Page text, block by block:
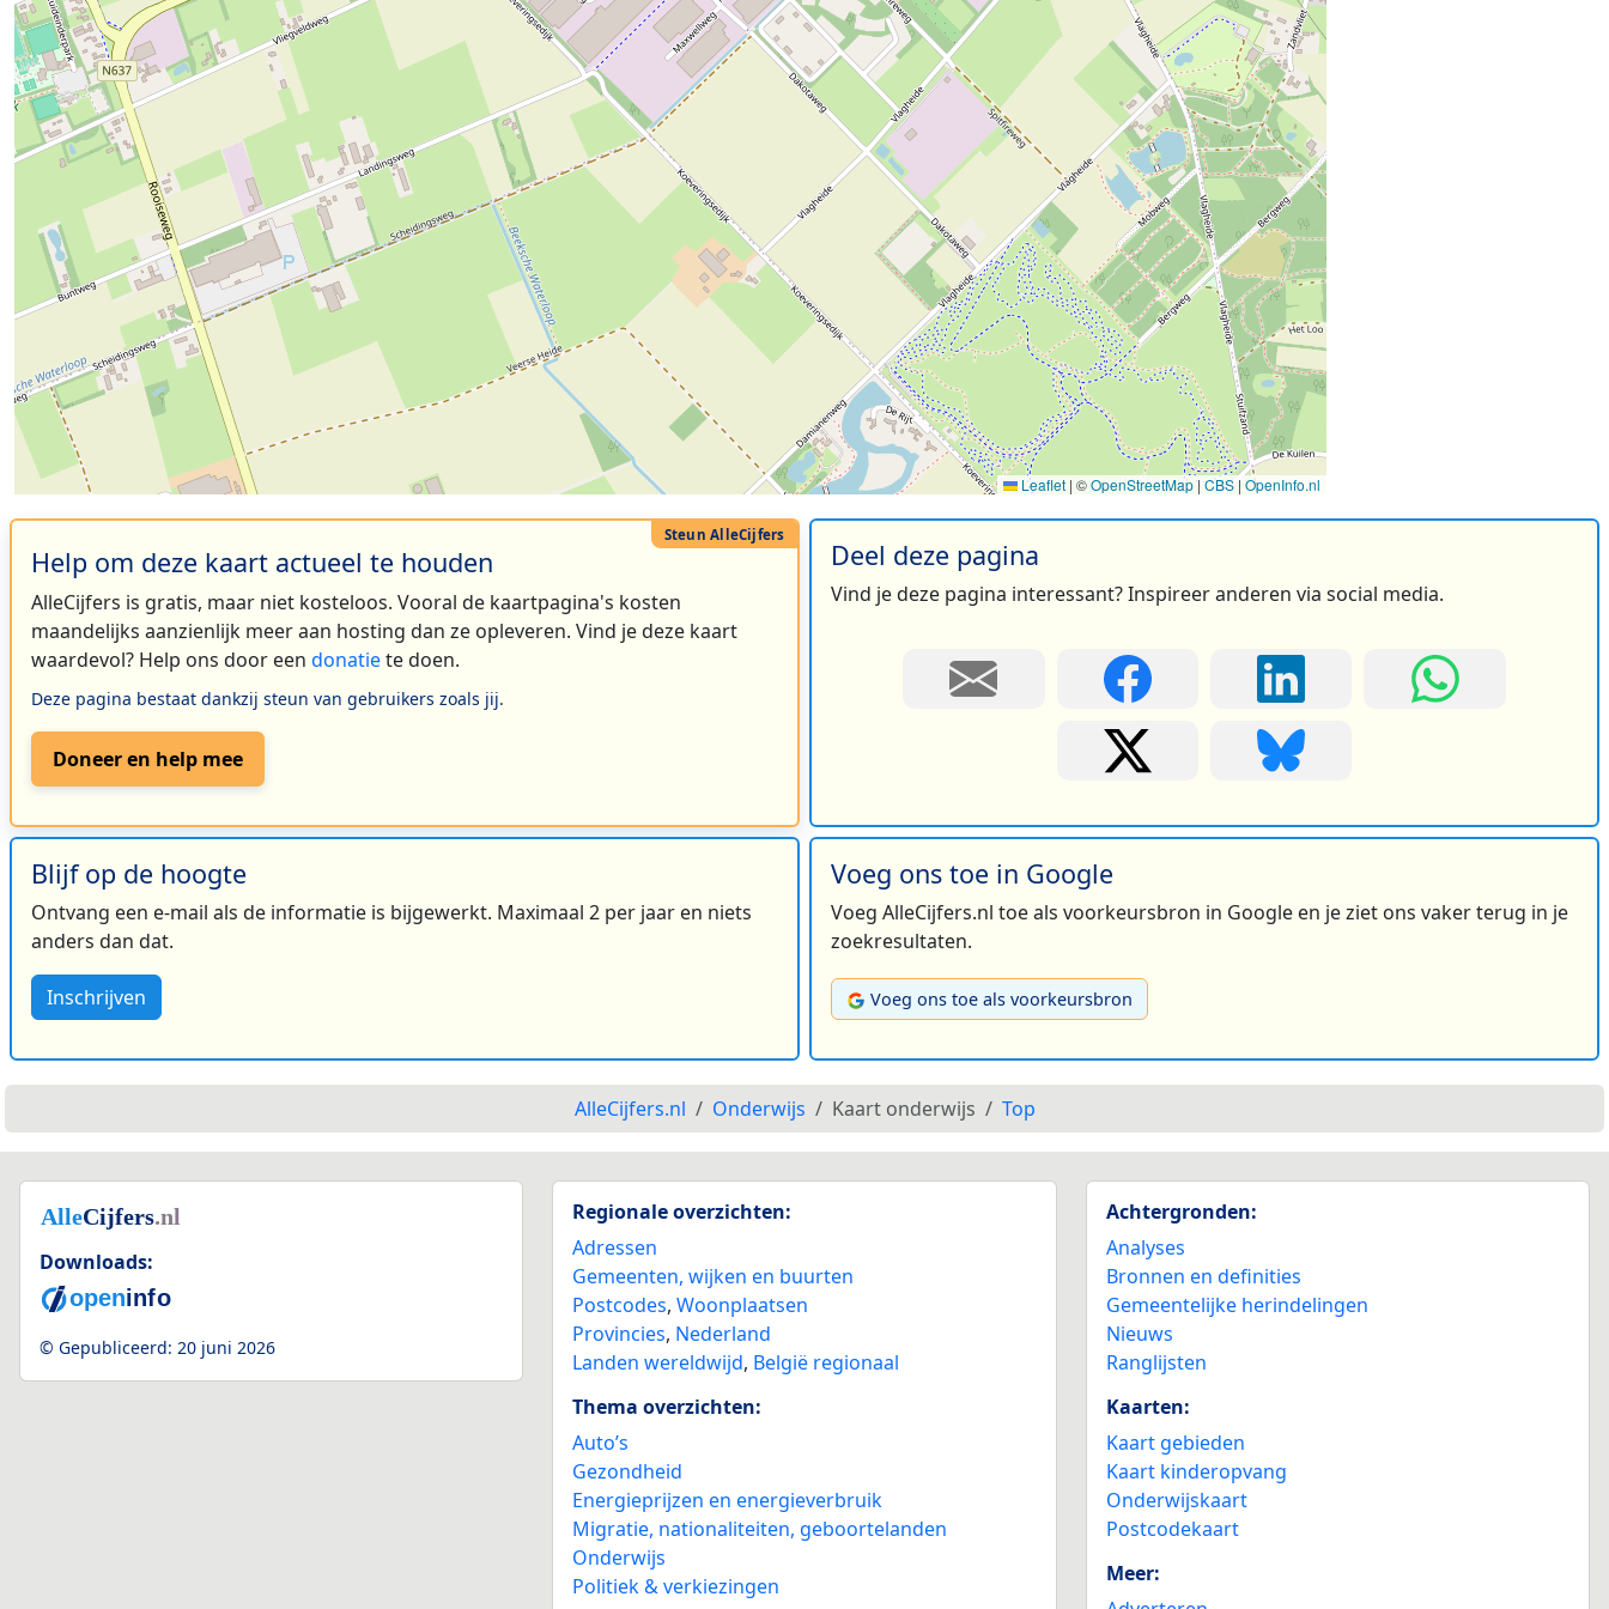
Leaflet | ©OpenStreetMap|CBS | OpenInfo.nl
Help om deze kaart actueel te houden
AlleCijfers is gratis, maar niet kosteloos. Vooral de kaartpagina's kosten
maandelijks aanzienlijk meer aan hosting dan ze opleveren. Vind je deze kaart
waardevol? Help ons door een donatiete doen.
Deze pagina bestaat dankzij steun van gebruikers zoals jij.
Doneer en help mee
Deel deze pagina
Vind je deze pagina interessant? Inspireer anderen via social media.
Blijf op de hoogte
Ontvang een e-mail als de informatie is bijgewerkt. Maximaal 2 per jaar en niets
anders dan dat.
Inschrijven
Voeg ons toe in Google
Voeg AlleCijfers.nl toe als voorkeursbron in Google en je ziet ons vaker terug in je
zoekresultaten.
Voeg ons toe als voorkeursbron
AlleCijfers.nl Onderwijs Kaart onderwijs Top
Downloads:
© Gepubliceerd: 20 juni 2026
Regionale overzichten:
Adressen
Gemeenten, wijken en buurten
Postcodes,Woonplaatsen
Provincies, Nederland
Landen wereldwijd, België regionaal
Thema overzichten:
Auto’s
Gezondheid
Energieprijzen en energieverbruik
Migratie, nationaliteiten, geboortelanden
Onderwijs
Politiek & verkiezingen
Achtergronden:
Analyses
Bronnen en definities
Gemeentelijke herindelingen
Nieuws
Ranglijsten
Kaarten:
Kaart gebieden
Kaart kinderopvang
Onderwijskaart
Postcodekaart
Meer: